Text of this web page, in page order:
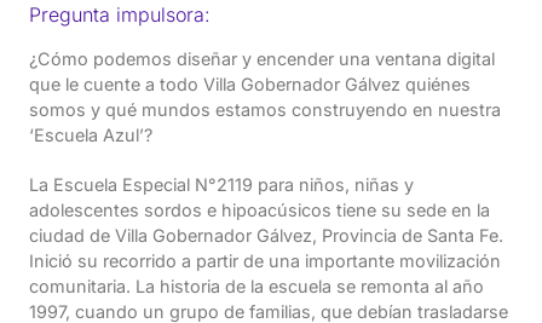
Pregunta impulsora:
¿Cómo podemos diseñar y encender una ventana digital
que le cuente a todo Villa Gobernador Gálvez quiénes
somos y qué mundos estamos construyendo en nuestra
‘Escuela Azul’?
La Escuela Especial N°2119 para niños, niñas y
adolescentes sordos e hipoacúsicos tiene su sede en la
ciudad de Villa Gobernador Gálvez, Provincia de Santa Fe.
Inició su recorrido a partir de una importante movilización
comunitaria. La historia de la escuela se remonta al año
1997, cuando un grupo de familias, que debían trasladarse